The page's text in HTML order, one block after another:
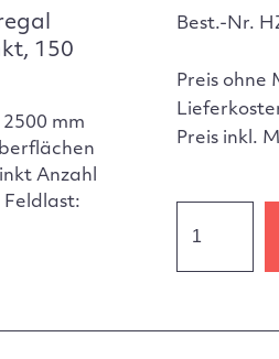
150
mm
Anzahl
Feldlast:
Best.-Nr.
Preis ohne
Preis inkl.